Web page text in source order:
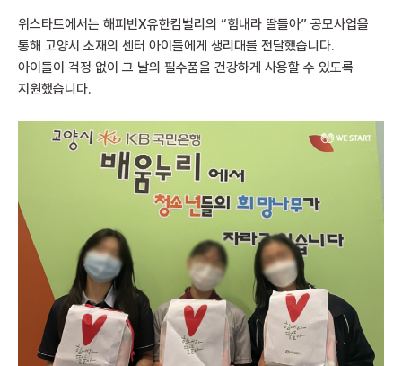
위스타트에서는 해피빈X유한킴벌리의 “힘내라 딸들아” 공모사업을
통해 고양시 소재의 센터 아이들에게 생리대를 전달했습니다.
아이들이 걱정 없이 그 날의 필수품을 건강하게 사용할 수 있도록
지원했습니다.